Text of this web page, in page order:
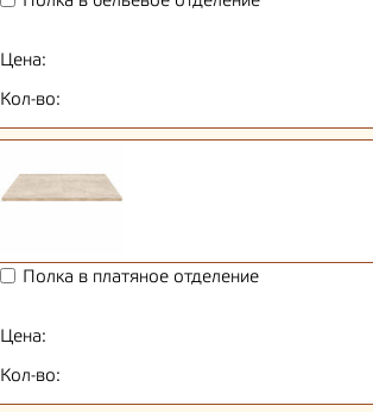
Цена:
Кол-во:
Полка в платяное отделение
Цена:
Кол-во: